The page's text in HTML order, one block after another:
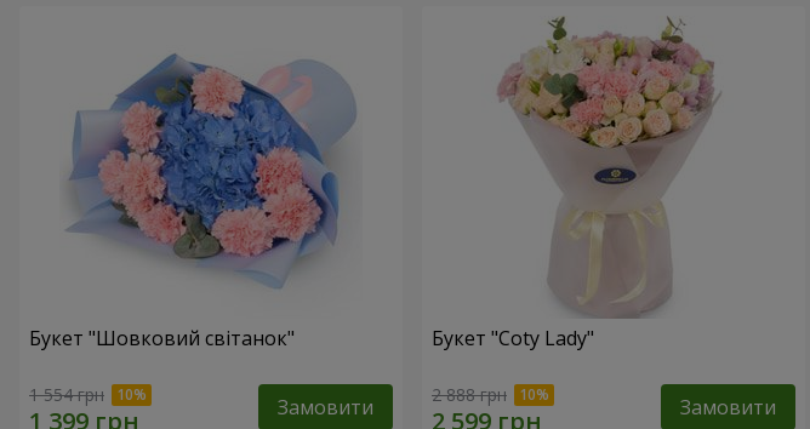
Букет "Шовковий світанок"
1 554 грн Замовити
Букет "Coty Lady"
2 888 грн Замовити